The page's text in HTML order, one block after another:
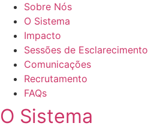
Sobre Nós
O Sistema
Impacto
Sessões de Esclarecimento
Comunicações
Recrutamento
FAQs
O Sistema